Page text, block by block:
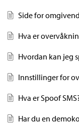
Side for
Hva er
Hvordan kan jeg
Innstillinger for
Hva er Spoof
Har du en